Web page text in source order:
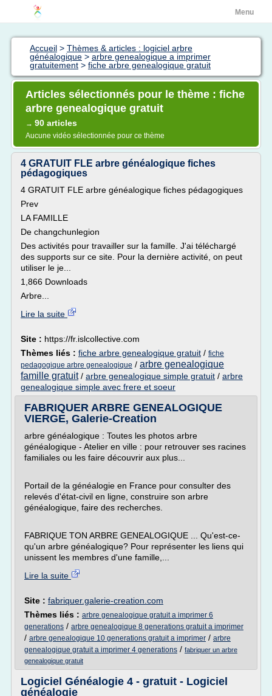
Menu
Accueil > Thèmes & articles : logiciel arbre
généalogique > arbre genealogique a imprimer
gratuitement > fiche arbre genealogique gratuit
Articles sélectionnés pour le thème : fiche
arbre genealogique gratuit
→ 90 articles
Aucune vidéo sélectionnée pour ce thème
4 GRATUIT FLE arbre généalogique fiches
pédagogiques
4 GRATUIT FLE arbre généalogique fiches pédagogiques
Prev
LA FAMILLE
De changchunlegion
Des activités pour travailler sur la famille. J'ai téléchargé
des supports sur ce site. Pour la dernière activité, on peut
utiliser le je...
1,866 Downloads
Arbre...
Lire la suite
Site : https://fr.islcollective.com
Thèmes liés : fiche arbre genealogique gratuit / fiche
pedagogique arbre genealogique / arbre genealogique
famille gratuit/ arbre genealogique simple gratuit / arbre
genealogique simple avec frere et soeur
FABRIQUER ARBRE GENEALOGIQUE
VIERGE, Galerie-Creation
arbre généalogique : Toutes les photos arbre
généalogique - Atelier en ville : pour retrouver ses racines
familiales ou les faire découvrir aux plus...
Portail de la généalogie en France pour consulter des
relevés d'état-civil en ligne, construire son arbre
généalogique, faire des recherches.
FABRIQUE TON ARBRE GENEALOGIQUE ... Qu'est-ce-
qu'un arbre généalogique? Pour représenter les liens qui
unissent les membres d'une famille,...
Lire la suite
Site : fabriquer.galerie-creation.com
Thèmes liés : arbre genealogique gratuit a imprimer 6
generations / arbre genealogique 8 generations gratuit a imprimer
/ arbre genealogique 10 generations gratuit a imprimer / arbre
genealogique gratuit a imprimer 4 generations / fabriquer un arbre
genealogique gratuit
Logiciel Généalogie 4 - gratuit - Logiciel
généalogie